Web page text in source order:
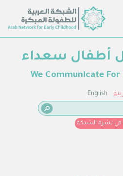
أطفال سعداء
We Communicate
English
نشرة الشبكة